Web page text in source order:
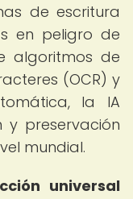
de escritura
en peligro de
algoritmos de
(OCR) y
la IA
y preservación
mundial.
universal